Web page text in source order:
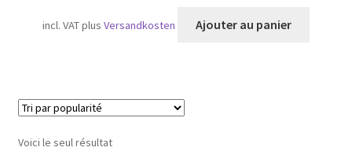
incl. VATplusVersandkosten Ajouter au panier
Voici le seul résultat